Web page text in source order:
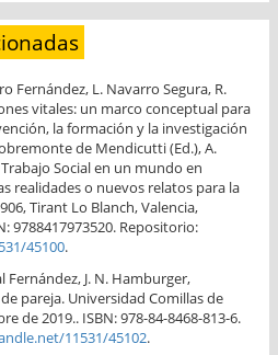
Fernández, L. Navarro Segura, R.
vitales: un marco conceptual para
la formación y la investigación
de Mendicutti (Ed.), A.
Social en un mundo en
realidades o nuevos relatos para la
Tirant Lo Blanch, Valencia,
9788417973520. Repositorio:
45100.
Fernández, J. N. Hamburger,
pareja. Universidad Comillas de
de 2019.. ISBN: 978-84-8468-813-6.
11531/45102.